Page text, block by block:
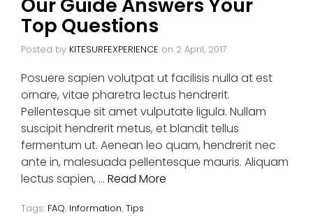
Top Questions
Posted by KITESURFEXPERIENCE on 2 April, 2017
Posuere sapien volutpat ut facilisis nulla at est
ornare, vitae pharetra lectus hendrerit.
Pellentesque sit amet vulputate ligula. Nullam
suscipit hendrerit metus, et blandit tellus
fermentum ut. Aenean leo quam, hendrerit nec
ante in, malesuada pellentesque mauris. Aliquam
lectus sapien, … Read More
Tags: FAQ, Information, Tips